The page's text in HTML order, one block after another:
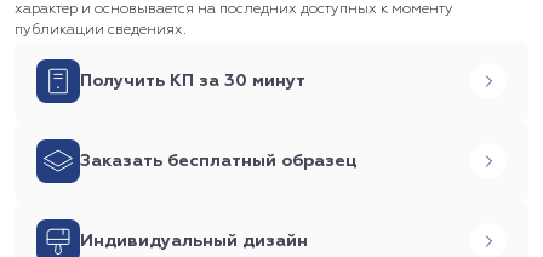
характер и основывается на последних доступных к моменту
публикации сведениях.
Получить КП за 30 минут
Заказать бесплатный образец
Индивидуальный дизайн